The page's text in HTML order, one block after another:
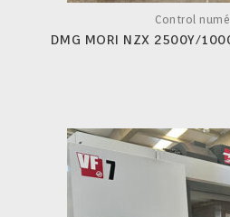
Control
DMG MORI NZX 2500Y/